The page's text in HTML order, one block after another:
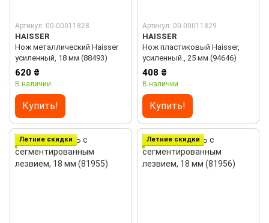
Артикул: 00-00011828
HAISSER
Нож металлический Haisser
усиленный, 18 мм (88493)
620 ₴
В наличии
Купить!
Артикул: 00-00011829
HAISSER
Нож пластиковый Haisser,
усиленный., 25 мм (94646)
408 ₴
В наличии
Купить!
Летние скидки Летние скидки